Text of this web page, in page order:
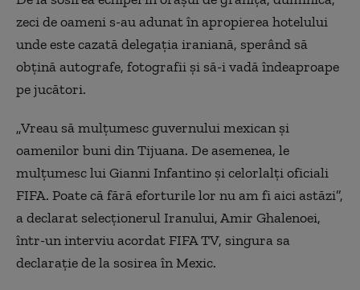
zeci de oameni s-au adunat în apropierea hotelului
unde este cazată delegaţia iraniană, sperând să
obţină autografe, fotografii şi să-i vadă îndeaproape
pe jucători.
„Vreau să mulţumesc guvernului mexican şi
oamenilor buni din Tijuana. De asemenea, le
mulţumesc lui Gianni Infantino şi celorlalţi oficiali
FIFA. Poate că fără eforturile lor nu am fi aici astăzi”,
a declarat selecţionerul Iranului, Amir Ghalenoei,
într-un interviu acordat FIFA TV, singura sa
declaraţie de la sosirea în Mexic.